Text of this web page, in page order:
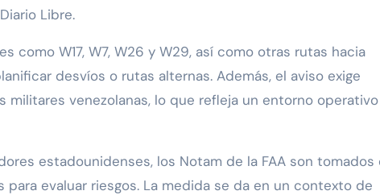
Libre.
como W17, W7, W26 y W29, así como otras rutas hacia
desvíos o rutas alternas. Además, el aviso exige
venezolanas, lo que refleja un entorno operativo
estadounidenses, los Notam de la FAA son tomados
evaluar riesgos. La medida se da en un contexto de